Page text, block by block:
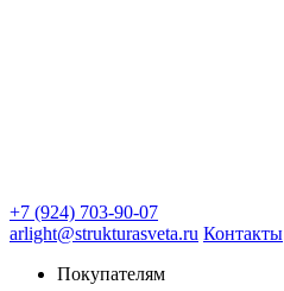
+7 (924) 703-90-07
arlight@strukturasveta.ru Контакты
Покупателям